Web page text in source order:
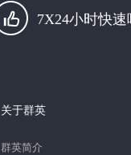
7X24小时快
关于群英
群英简介